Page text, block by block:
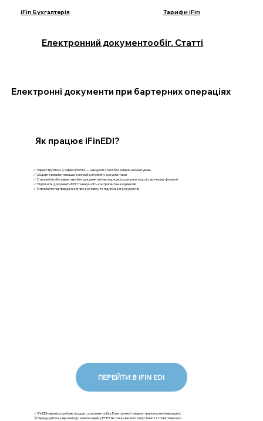
iFin Бухгалтерія Тарифи iFin
Електронний документообіг. Статті
Електронні документи при бартерних операціях
✅ Зареєструйтесь у сервісі iFin EDI — швидкий старт без зайвих налаштувань
✅ Додайте реквізити вашої компанії для обміну документами
✅ Створюйте або завантажуйте документи (накладні, акти, рахунки тощо) у зручному форматі
✅ Підпишіть документи КЕП та надішліть контрагентам в один клік
✅ Отримайте підтвердження про доставку та підписання документів
Як працює iFinEDI?
ПЕРЕЙТИ В IFIN EDI
✅ iFinEDI наразі розробляє продукт документообігу Електронної товарно-транспортної накладної.
💡Приєднуйтесь першими до нового сервісу ЕТТН: як тільки ми його запустимо та сповістимо вас!